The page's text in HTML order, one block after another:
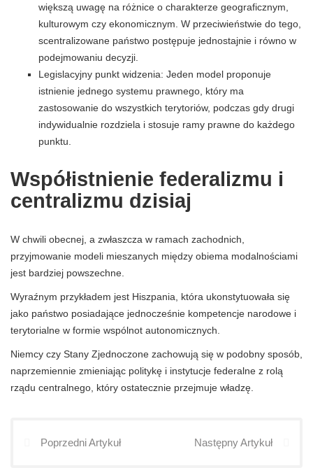
większą uwagę na różnice o charakterze geograficznym,
kulturowym czy ekonomicznym. W przeciwieństwie do tego,
scentralizowane państwo postępuje jednostajnie i równo w
podejmowaniu decyzji.
Legislacyjny punkt widzenia: Jeden model proponuje
istnienie jednego systemu prawnego, który ma
zastosowanie do wszystkich terytoriów, podczas gdy drugi
indywidualnie rozdziela i stosuje ramy prawne do każdego
punktu.
Współistnienie federalizmu i
centralizmu dzisiaj
W chwili obecnej, a zwłaszcza w ramach zachodnich,
przyjmowanie modeli mieszanych między obiema modalnościami
jest bardziej powszechne.
Wyraźnym przykładem jest Hiszpania, która ukonstytuowała się
jako państwo posiadające jednocześnie kompetencje narodowe i
terytorialne w formie wspólnot autonomicznych.
Niemcy czy Stany Zjednoczone zachowują się w podobny sposób,
naprzemiennie zmieniając politykę i instytucje federalne z rolą
rządu centralnego, który ostatecznie przejmuje władzę.
Poprzedni Artykuł Następny Artykuł